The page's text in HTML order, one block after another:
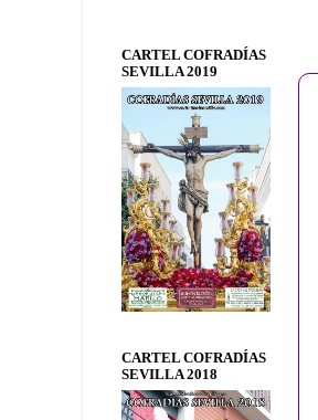
CARTEL COFRADÍAS
SEVILLA 2019
CARTEL COFRADÍAS
SEVILLA 2018